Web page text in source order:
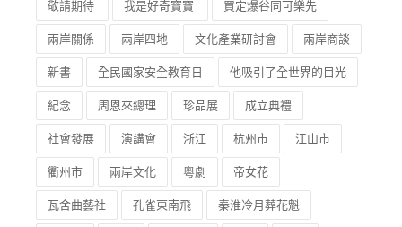
敬請期待 我是好奇寶寶 買定爆谷同可樂先
兩岸關係 兩岸四地 文化產業研討會 兩岸商談
新書 全民國家安全教育日 他吸引了全世界的目光
紀念 周恩來總理 珍品展 成立典禮
社會發展 演講會 浙江 杭州市 江山市
衢州市 兩岸文化 粵劇 帝女花
瓦舍曲藝社 孔雀東南飛 秦淮冷月葬花魁